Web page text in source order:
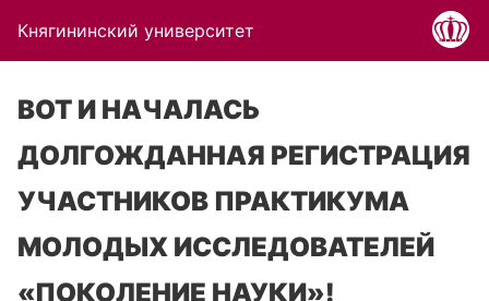
Княгининский университет
ВОТ И НАЧАЛАСЬ
ДОЛГОЖДАННАЯ РЕГИСТРАЦИЯ
УЧАСТНИКОВ ПРАКТИКУМА
МОЛОДЫХ ИССЛЕДОВАТЕЛЕЙ
«ПОКОЛЕНИЕ НАУКИ»!